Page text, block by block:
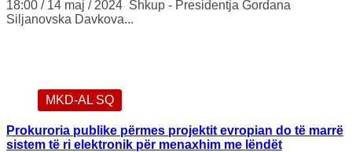
18:00 / 14 maj / 2024 Shkup - Presidentja Gordana
Siljanovska Davkova...
MKD-AL SQ
Prokuroria publike përmes projektit evropian do të marrë
sistem të ri elektronik për menaxhim me lëndët